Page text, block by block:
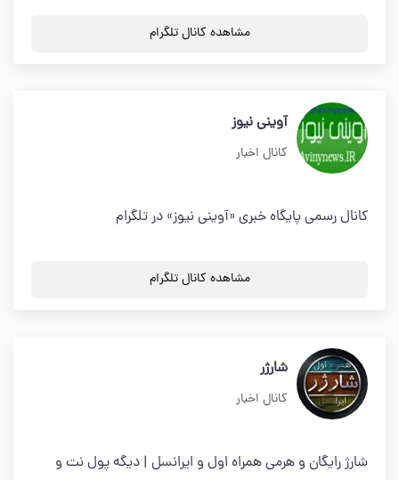
مشاهده کانال تلگرام
آوینی نیوز
کانال اخبار
کانال رسمی پایگاه خبری «آوینی نیوز» در تلگرام
مشاهده کانال تلگرام
شارژر
کانال اخبار
شارژ رایگان و هرمی همراه اول و ایرانسل | دیگه پول نت و